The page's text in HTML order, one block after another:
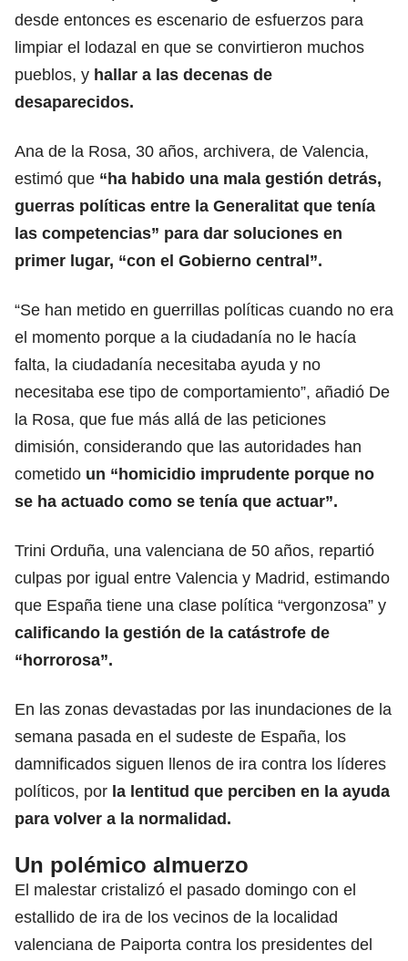
desde entonces es escenario de esfuerzos para
limpiar el lodazal en que se convirtieron muchos
pueblos, y hallar a las decenas de
desaparecidos.
Ana de la Rosa, 30 años, archivera, de Valencia,
estimó que “ha habido una mala gestión detrás,
guerras políticas entre la Generalitat que tenía
las competencias” para dar soluciones en
primer lugar, “con el Gobierno central”.
“Se han metido en guerrillas políticas cuando no era
el momento porque a la ciudadanía no le hacía
falta, la ciudadanía necesitaba ayuda y no
necesitaba ese tipo de comportamiento”, añadió De
la Rosa, que fue más allá de las peticiones
dimisión, considerando que las autoridades han
cometido un “homicidio imprudente porque no
se ha actuado como se tenía que actuar”.
Trini Orduña, una valenciana de 50 años, repartió
culpas por igual entre Valencia y Madrid, estimando
que España tiene una clase política “vergonzosa” y
calificando la gestión de la catástrofe de
“horrorosa”.
En las zonas devastadas por las inundaciones de la
semana pasada en el sudeste de España, los
damnificados siguen llenos de ira contra los líderes
políticos, por la lentitud que perciben en la ayuda
para volver a la normalidad.
Un polémico almuerzo
El malestar cristalizó el pasado domingo con el
estallido de ira de los vecinos de la localidad
valenciana de Paiporta contra los presidentes del